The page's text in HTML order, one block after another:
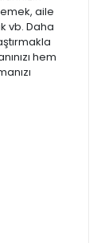
aile
vb. Daha
hem